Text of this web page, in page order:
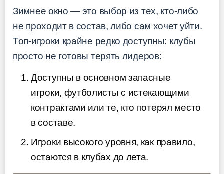
Зимнее окно — это выбор из тех, кто-либо
не проходит в состав, либо сам хочет уйти.
Топ-игроки крайне редко доступны: клубы
просто не готовы терять лидеров:
Доступны в основном запасные
игроки, футболисты с истекающими
контрактами или те, кто потерял место
в составе.
Игроки высокого уровня, как правило,
остаются в клубах до лета.